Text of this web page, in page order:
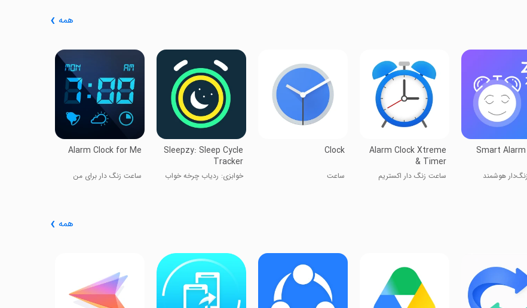
همه
Smart
هوشمند
Alarm Clock Xtreme
& Timer
ساعت زنگ دار اکستریم
Clock
ساعت
Sleepzy: Sleep Cycle
Tracker
خوابزی: ردیاب چرخه خواب
Alarm Clock for Me
ساعت زنگ دار برای من
همه